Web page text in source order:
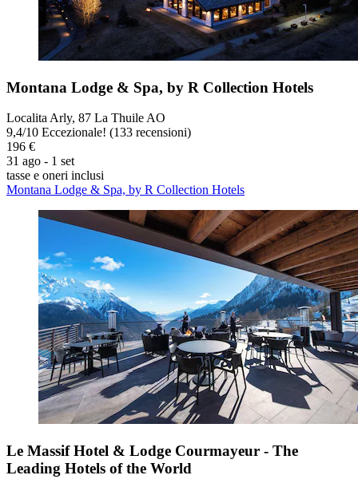
Montana Lodge & Spa, by R Collection Hotels
Localita Arly, 87 La Thuile AO
9,4/10 Eccezionale! (133 recensioni)
196 €
31 ago - 1 set
tasse e oneri inclusi
Montana Lodge & Spa, by R Collection Hotels
Le Massif Hotel & Lodge Courmayeur - The
Leading Hotels of the World